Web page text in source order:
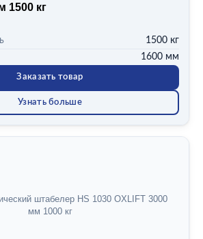
1500 кг
1500 кг
1600 мм
Заказать товар
Узнать больше
штабелер HS 1030 OXLIFT 3000
мм 1000 кг